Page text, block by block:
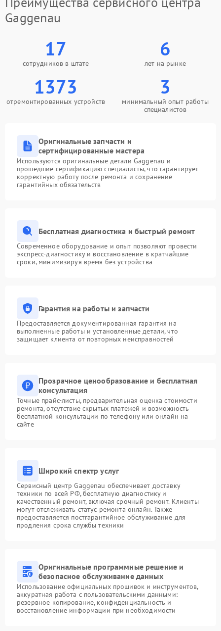
Gaggenau
17
сотрудников в штате
6
лет на рынке
1373
отремонтированных устройств
3
минимальный опыт работы
специалистов
Оригинальные запчасти и
сертифицированные мастера
Используются оригинальные детали Gaggenau и
прошедшие сертификацию специалисты, что гарантирует
корректную работу после ремонта и сохранение
гарантийных обязательств
Бесплатная диагностика и быстрый ремонт
Современное оборудование и опыт позволяют провести
экспресс-диагностику и восстановление в кратчайшие
сроки, минимизируя время без устройства
Гарантия на работы и запчасти
Предоставляется документированная гарантия на
выполненные работы и установленные детали, что
защищает клиента от повторных неисправностей
Прозрачное ценообразование и бесплатная
консультация
Точные прайс-листы, предварительная оценка стоимости
ремонта, отсутствие скрытых платежей и возможность
бесплатной консультации по телефону или онлайн на
сайте
Широкий спектр услуг
Сервисный центр Gaggenau обеспечивает доставку
техники по всей РФ, бесплатную диагностику и
качественный ремонт, включая срочный ремонт. Клиенты
могут отслеживать статус ремонта онлайн. Также
предоставляется постгарантийное обслуживание для
продления срока службы техники
Оригинальные программные решение и
безопасное обслуживание данных
Использование официальных прошивок и инструментов,
аккуратная работа с пользовательскими данными:
резервное копирование, конфиденциальность и
восстановление информации при необходимости